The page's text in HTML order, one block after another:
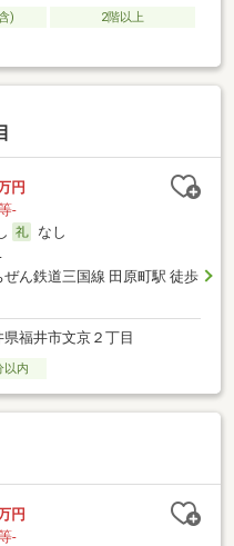
)
2階以上
円
-
なし
ぜん鉄道三国線 田原町駅 徒歩
県福井市文京２丁目
以内
円
-